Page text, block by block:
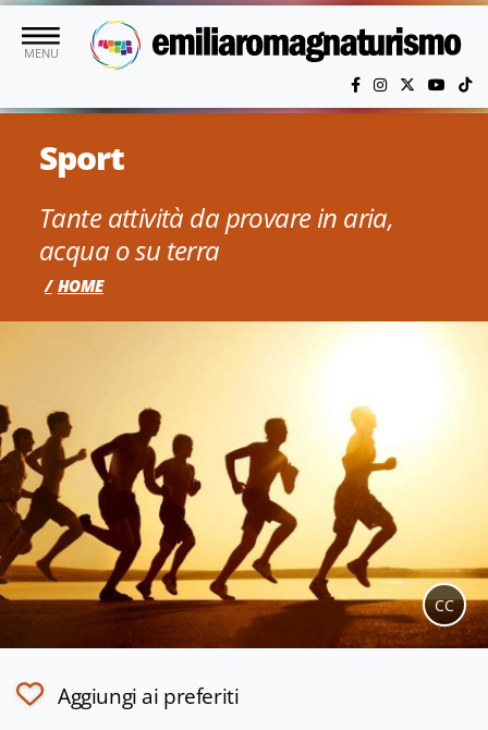
Vai al contenuto principale
MENU
Sport
Tante attività da provare in aria,
acqua o su terra
HOME
CC
Aggiungi ai preferiti